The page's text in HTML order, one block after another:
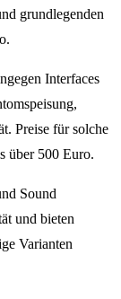
grundlegenden
Interfaces
Preise für solche
über 500 Euro.
Sound
und bieten
Varianten